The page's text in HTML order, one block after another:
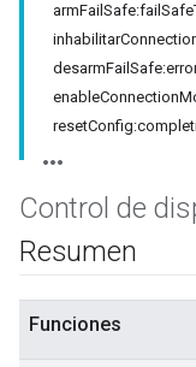
Control de
Resumen
Funciones